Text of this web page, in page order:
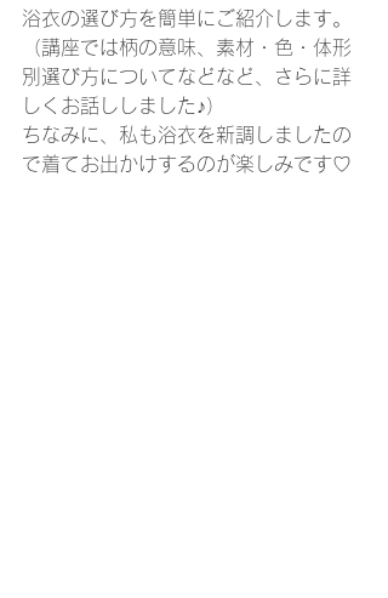
浴衣の選び方を簡単にご紹介します。
（講座では柄の意味、素材・色・体形
別選び方についてなどなど、さらに詳
しくお話ししました♪）
ちなみに、私も浴衣を新調しましたの
で着てお出かけするのが楽しみです♡